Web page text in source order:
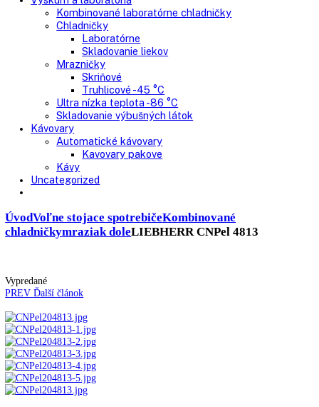
Chladnie nápojov
Skriňové
Truhlicové
Vinotéky
Pekárne
Chladničky
Mrazničky
Výskum a laboratóriá
Kombinované laboratórne chladničky
Chladničky
Laboratórne
Mrazničky
Truhlicové -45 °C
Ultra nízka teplota -86 °C
Kávy
Uncategorized
ÚvodVoľne stojace spotrebiče
chladničkymraziak dole